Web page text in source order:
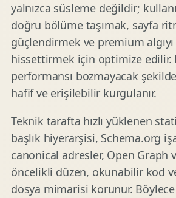
yalnızca süsleme değildir;
doğru bölüme taşımak, sayfa
güçlendirmek ve premium
hissettirmek için optimize edilir.
performansı bozmayacak şekilde
hafif ve erişilebilir kurgulanır.
Teknik tarafta hızlı yüklenen
başlık hiyerarşisi, Schema.org
canonical adresler, Open Graph
öncelikli düzen, okunabilir kod
dosya mimarisi korunur. Böylece